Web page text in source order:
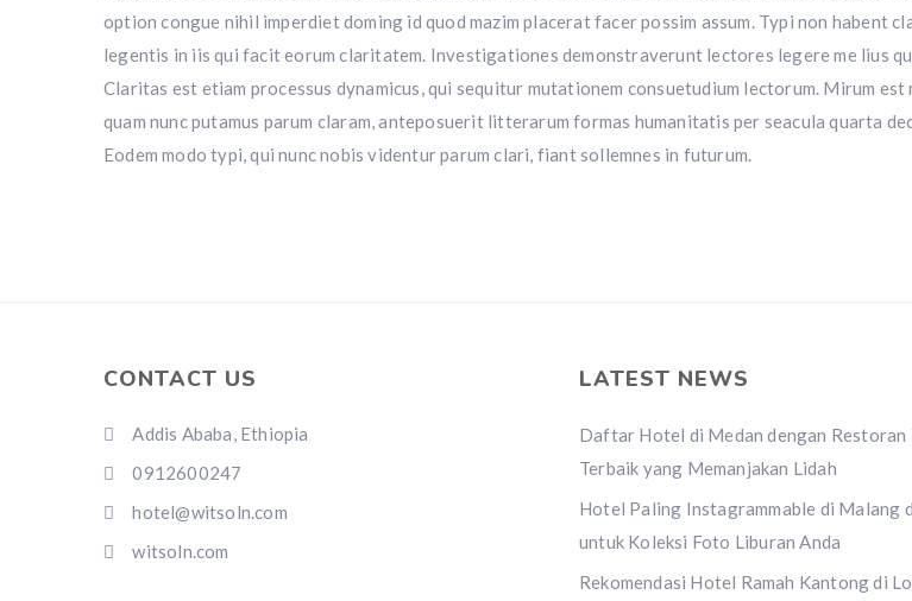
option congue nihil imperdiet doming id quod mazim placerat facer possim assum. Typi non habent
legentis in iis qui facit eorum claritatem. Investigationes demonstraverunt lectores legere me lius
Claritas est etiam processus dynamicus, qui sequitur mutationem consuetudium lectorum. Mirum
quam nunc putamus parum claram, anteposuerit litterarum formas humanitatis per seacula quarta
Eodem modo typi, qui nunc nobis videntur parum clari, fiant sollemnes in futurum.
CONTACT US
Addis Ababa, Ethiopia
0912600247
hotel@witsoln.com
witsoln.com
LATEST NEWS
Daftar Hotel di Medan dengan Restoran
Terbaik yang Memanjakan Lidah
Hotel Paling Instagrammable di Malang
untuk Koleksi Foto Liburan Anda
Rekomendasi Hotel Ramah Kantong di